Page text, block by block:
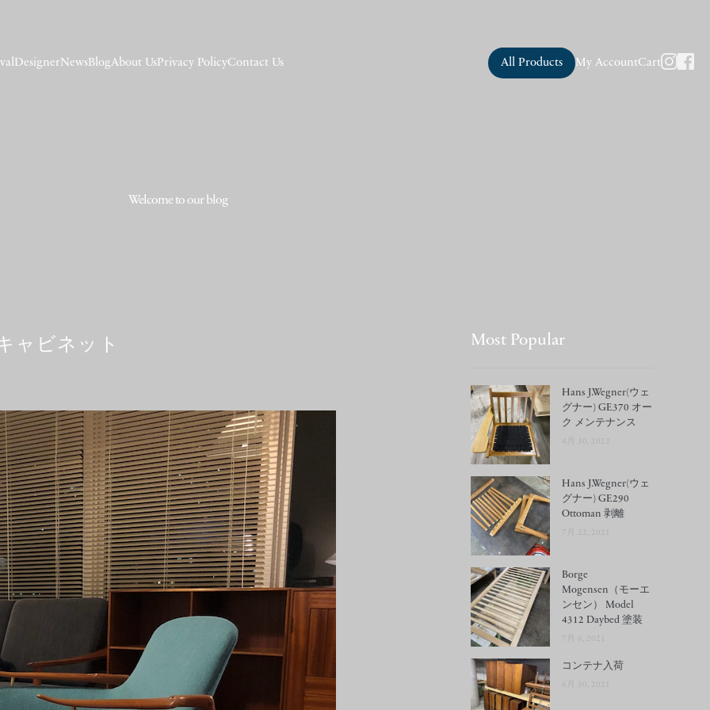
DesignerNewsBlogAbout UsPrivacy PolicyContact Us All Products My AccountCart
Welcome to our blog
ャビネット Most Popular
Hans J.Wegner(ウェ
グナー) GE370 オー
ク メンテナンス
Hans J.Wegner(ウェ
グナー) GE290
Ottoman 剥離
7月 22, 2021
Borge
Mogensen（モーエ
ンセン） Model
4312 Daybed 塗装
7月 6, 2021
コンテナ入荷